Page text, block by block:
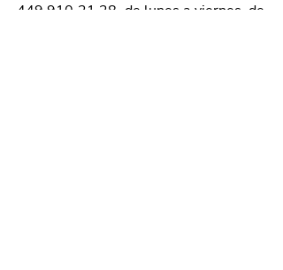
449 910 21 28, de lunes a viernes, de